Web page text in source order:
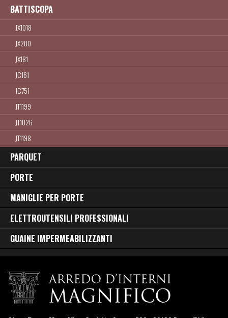
BATTISCOPA
JX1018
JX200
JX181
JC161
JC751
JT1199
JT1026
JT1198
JT1197
JX105
JT1054
JC818
JX254
JX139 80
JX139 30
JX139 100
JX139 60
PARQUET
PORTE
MANIGLIE PER PORTE
ELETTROUTENSILI PROFESSIONALI
GUAINE IMPERMEABILIZZANTI